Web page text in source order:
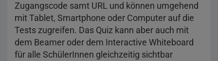
Zugangscode samt URL und können umgehend
mit Tablet, Smartphone oder Computer auf die
Tests zugreifen. Das Quiz kann aber auch mit
dem Beamer oder dem Interactive Whiteboard
für alle SchülerInnen gleichzeitig sichtbar